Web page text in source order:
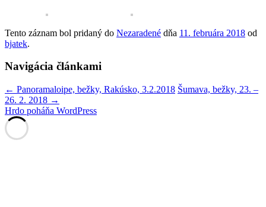
Tento záznam bol pridaný do Nezaradené dňa 11. februára 2018 od
bjatek.
Navigácia článkami
← Panoramaloipe, bežky, Rakúsko, 3.2.2018 Šumava, bežky, 23. –
26. 2. 2018 →
Hrdo poháňa WordPress